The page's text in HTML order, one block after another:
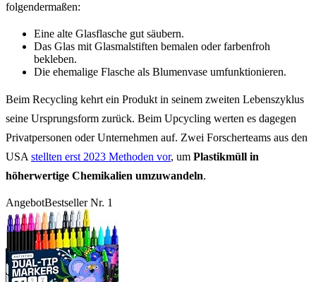
folgendermaßen:
Eine alte Glasflasche gut säubern.
Das Glas mit Glasmalstiften bemalen oder farbenfroh
bekleben.
Die ehemalige Flasche als Blumenvase umfunktionieren.
Beim Recycling kehrt ein Produkt in seinem zweiten Lebenszyklus
seine Ursprungsform zurück. Beim Upcycling werten es dagegen
Privatpersonen oder Unternehmen auf. Zwei Forscherteams aus den
USAstellten erst 2023 Methoden vor, um Plastikmüll in
höherwertige Chemikalien umzuwandeln.
AngebotBestseller Nr. 1